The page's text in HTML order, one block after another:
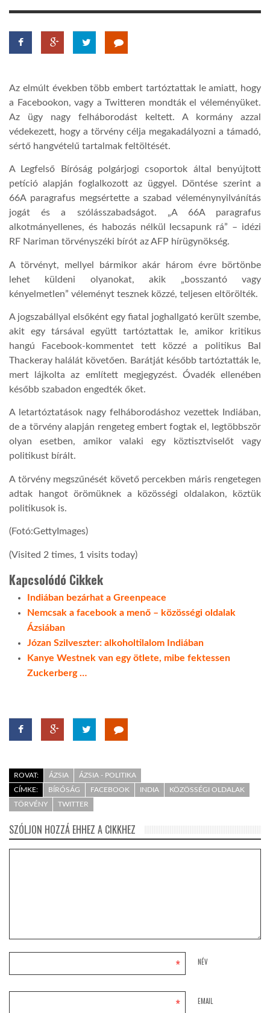
AFRIKA TUDÁSTÁR
GLOBOZSARU
DOBRAVERO.HU
LATIMO.HU
GLOBOBOOK
Az elmúlt években több embert tartóztattak le amiatt, hogy
a Facebookon, vagy a Twitteren mondták el véleményüket.
Az ügy nagy felháborodást keltett. A kormány azzal
védekezett, hogy a törvény célja megakadályozni a támadó,
sértő hangvételű tartalmak feltöltését.
A Legfelső Bíróság polgárjogi csoportok által benyújtott
petíció alapján foglalkozott az üggyel. Döntése szerint a
66A paragrafus megsértette a szabad véleménynyilvánítás
jogát és a szólásszabadságot. „A 66A paragrafus
alkotmányellenes, és habozás nélkül lecsapunk rá” – idézi
RF Nariman törvényszéki bírót az AFP hírügynökség.
A törvényt, mellyel bármikor akár három évre börtönbe
lehet küldeni olyanokat, akik „bosszantó vagy
kényelmetlen” véleményt tesznek közzé, teljesen eltörölték.
A jogszabállyal elsőként egy fiatal joghallgató került szembe,
akit egy társával együtt tartóztattak le, amikor kritikus
hangú Facebook-kommentet tett közzé a politikus Bal
Thackeray halálát követően. Barátját később tartóztatták le,
mert lájkolta az említett megjegyzést. Óvadék ellenében
később szabadon engedték őket.
A letartóztatások nagy felháborodáshoz vezettek Indiában,
de a törvény alapján rengeteg embert fogtak el, legtöbbször
olyan esetben, amikor valaki egy köztisztviselőt vagy
politikust bírált.
A törvény megszűnését követő percekben máris rengetegen
adtak hangot örömüknek a közösségi oldalakon, köztük
politikusok is.
(Fotó:GettyImages)
(Visited 2 times, 1 visits today)
Kapcsolódó Cikkek
Indiában bezárhat a Greenpeace
Nemcsak a facebook a menő – közösségi oldalak
Ázsiában
Józan Szilveszter: alkoholtilalom Indiában
Kanye Westnek van egy ötlete, mibe fektessen
Zuckerberg …
ROVAT: ÁZSIA
ÁZSIA - POLITIKA
CÍMKE:
BÍRÓSÁG FACEBOOK INDIA
KÖZÖSSÉGI OLDALAK
TÖRVÉNY
TWITTER
SZÓLJON HOZZÁ EHHEZ A CIKKHEZ
NÉV
*
EMAIL
*